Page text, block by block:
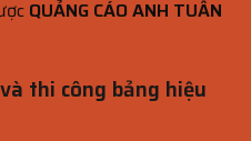
QUẢNG CÁO ANH TUẤN
thi công bảng hiệu